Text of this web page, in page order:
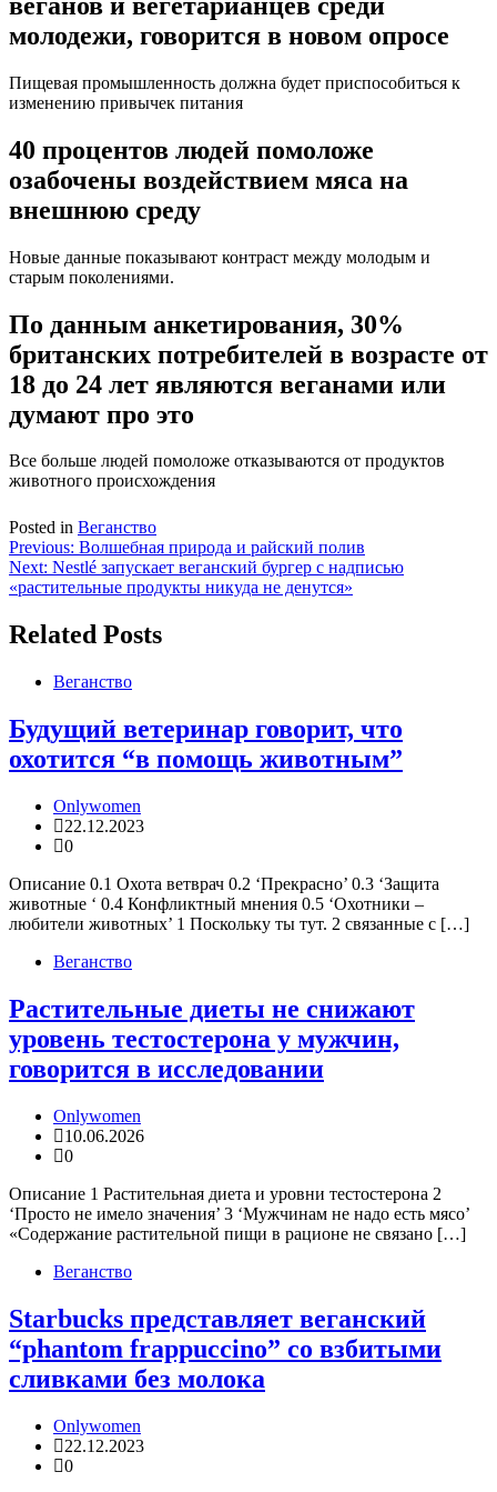
молодежи, говорится в новом опросе
Пищевая промышленность должна будет приспособиться к
изменению привычек питания
40 процентов людей помоложе
озабочены воздействием мяса на
внешнюю среду
Новые данные показывают контраст между молодым и
старым поколениями.
По данным анкетирования, 30%
британских потребителей в возрасте от
18 до 24 лет являются веганами или
думают про это
Все больше людей помоложе отказываются от продуктов
животного происхождения
Posted in Веганство
Навигация
по
Previous: Волшебная природа и райский полив
Next: Nestlé запускает веганский бургер с надписью
«растительные продукты никуда не денутся»
Related Posts
Веганство
Будущий ветеринар говорит, что
охотится “в помощь животным”
Onlywomen
22.12.2023
0
Описание 0.1 Охота ветврач 0.2 ‘Прекрасно’ 0.3 ‘Защита
животные ‘ 0.4 Конфликтный мнения 0.5 ‘Охотники –
любители животных’ 1 Поскольку ты тут. 2 связанные с […]
Веганство
Растительные диеты не снижают
уровень тестостерона у мужчин,
говорится в исследовании
Onlywomen
10.06.2026
0
Описание 1 Растительная диета и уровни тестостерона 2
‘Просто не имело значения’ 3 ‘Мужчинам не надо есть мясо’
«Содержание растительной пищи в рационе не связано […]
Веганство
Starbucks представляет веганский
“phantom frappuccino” со взбитыми
сливками без молока
Onlywomen
22.12.2023
0